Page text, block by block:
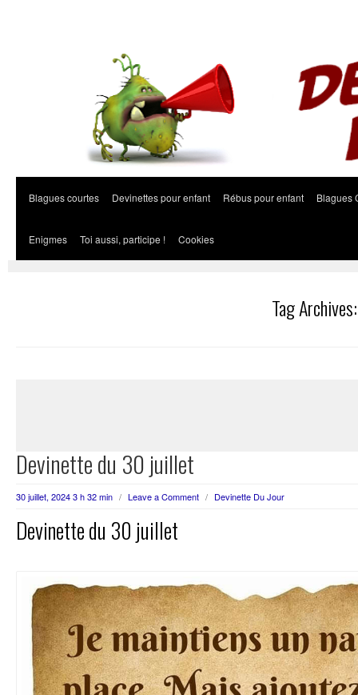
Blagues courtes Devinettes pour enfant Rébus pour enfant Blagues
Enigmes Toi aussi, participe ! Cookies
Tag
Devinette du 30 juillet
30 juillet, 2024 3 h 32 min / Leave a Comment / Devinette Du Jour
Devinette du 30 juillet